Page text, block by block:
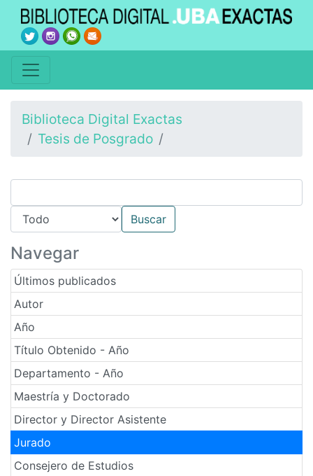
Biblioteca Digital Exactas
Tesis de Posgrado
Navegar
Últimos publicados
Autor
Año
Título Obtenido - Año
Departamento - Año
Maestría y Doctorado
Director y Director Asistente
Jurado
Consejero de Estudios